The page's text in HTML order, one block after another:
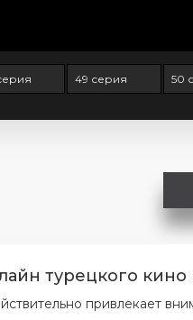
49 серия 50
турецкого кино
привлекает